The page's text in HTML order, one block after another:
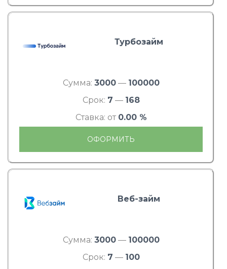
Турбозайм
Сумма: 3000— 100000
Срок: 7 — 168
Ставка: от 0.00 %
ОФОРМИТЬ
Веб-займ
Сумма: 3000— 100000
Срок: 7 — 100